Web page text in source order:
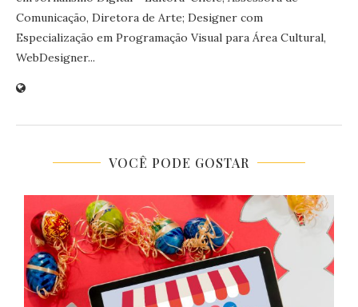
Comunicação, Diretora de Arte; Designer com
Especialização em Programação Visual para Área Cultural,
WebDesigner...
VOCÊ PODE GOSTAR